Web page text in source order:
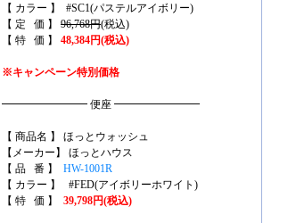
【 カラー 】 #SC1(パステルアイボリー)
【 定 価 】 96,768円(税込)
【 特 価 】 48,384円(税込)
※キャンペーン特別価格
━━━━━━━━ 便座 ━━━━━━━━
【 商品名 】 ほっとウォッシュ
【メーカー】 ほっとハウス
【 品 番 】 HW-1001R
【 カラー 】 #FED(アイボリーホワイト)
【 特 価 】 39,798円(税込)